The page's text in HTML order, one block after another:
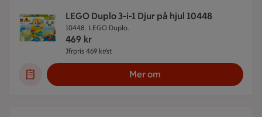
LEGO Duplo 3-i-1 Djur på hjul 10448
10448. LEGO Duplo.
469 kr
Jfrpris 469 kr/st
Mer om